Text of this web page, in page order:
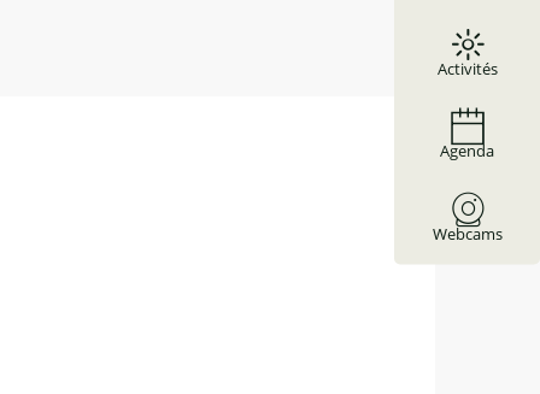
Activités
Agenda
Webcams